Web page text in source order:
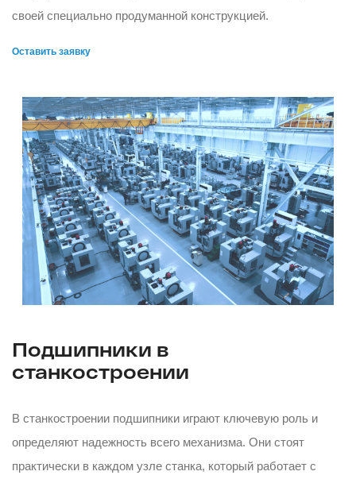
своей специально продуманной конструкцией.
Оставить заявку
Подшипники в
станкостроении
В станкостроении подшипники играют ключевую роль и
определяют надежность всего механизма. Они стоят
практически в каждом узле станка, который работает с